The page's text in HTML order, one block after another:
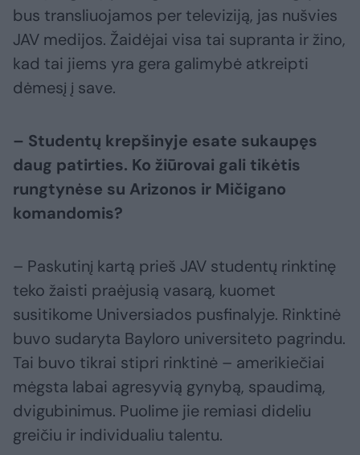
bus transliuojamos per televiziją, jas nušvies
JAV medijos. Žaidėjai visa tai supranta ir žino,
kad tai jiems yra gera galimybė atkreipti
dėmesį į save.
– Studentų krepšinyje esate sukaupęs
daug patirties. Ko žiūrovai gali tikėtis
rungtynėse su Arizonos ir Mičigano
komandomis?
– Paskutinį kartą prieš JAV studentų rinktinę
teko žaisti praėjusią vasarą, kuomet
susitikome Universiados pusfinalyje. Rinktinė
buvo sudaryta Bayloro universiteto pagrindu.
Tai buvo tikrai stipri rinktinė – amerikiečiai
mėgsta labai agresyvią gynybą, spaudimą,
dvigubinimus. Puolime jie remiasi dideliu
greičiu ir individualiu talentu.